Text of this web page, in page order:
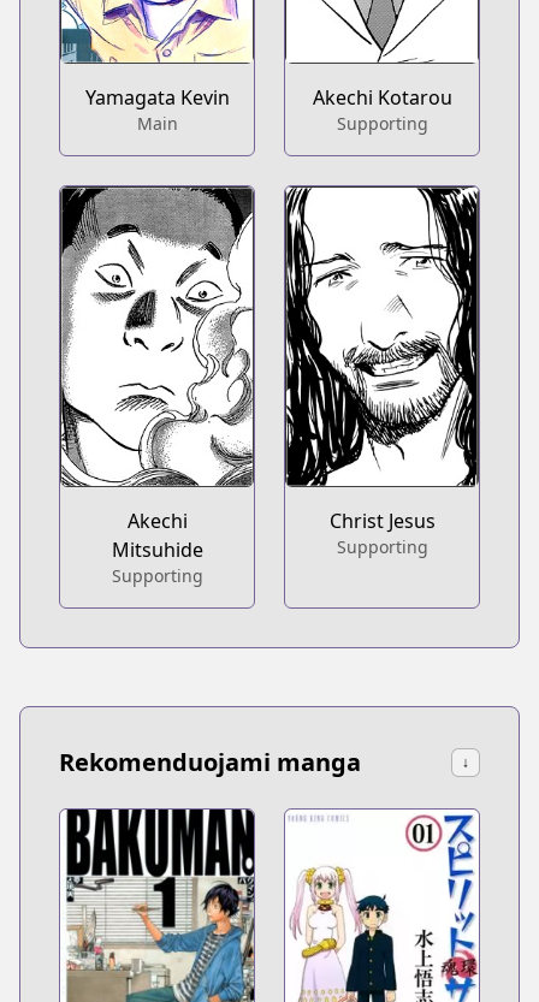
Yamagata Kevin
Main
Akechi Kotarou
Supporting
Akechi
Mitsuhide
Supporting
Christ Jesus
Supporting
Rekomenduojami manga ↓